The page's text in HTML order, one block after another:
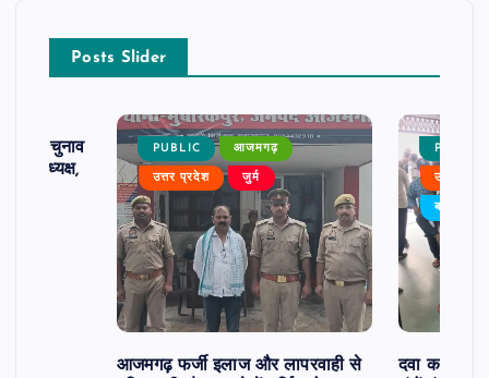
Posts Slider
का चुनाव
बने अध्यक्ष,
PUBLIC आजमगढ़
उत्तर प्रदेश जुर्म
आजमगढ़ फर्जी इलाज और लापरवाही से
PUBLIC
उत्तर
बड़ी खबर
दवा कक्ष में